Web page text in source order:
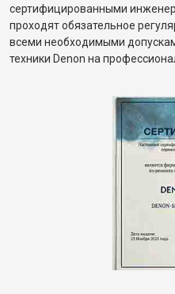
сертифицированными
проходят обязательное
всеми необходимыми
техники Denon на